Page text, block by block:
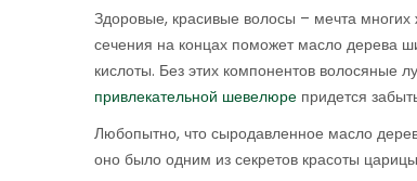
Здоровые, красивые волосы – мечта
сечения на концах поможет масло дерева
кислоты. Без этих компонентов волосяные
привлекательной шевелюре придется
Любопытно, что сыродавленное масло
оно было одним из секретов красоты